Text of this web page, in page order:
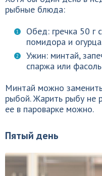
рыбные блюда:
Обед: гречка 50 г
помидора и
Ужин: минтай,
спаржа или
Минтай можно
рыбой. Жарить рыбу не
ее в пароварке можно.
Пятый день